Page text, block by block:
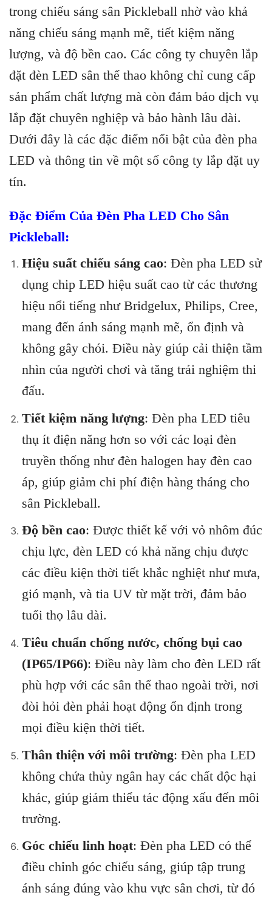
trong chiếu sáng sân Pickleball nhờ vào khả
năng chiếu sáng mạnh mẽ, tiết kiệm năng
lượng, và độ bền cao. Các công ty chuyên lắp
đặt đèn LED sân thể thao không chỉ cung cấp
sản phẩm chất lượng mà còn đảm bảo dịch vụ
lắp đặt chuyên nghiệp và bảo hành lâu dài.
Dưới đây là các đặc điểm nổi bật của đèn pha
LED và thông tin về một số công ty lắp đặt uy
tín.
Đặc Điểm Của Đèn Pha LED Cho Sân
Pickleball:
Hiệu suất chiếu sáng cao: Đèn pha LED sử
dụng chip LED hiệu suất cao từ các thương
hiệu nổi tiếng như Bridgelux, Philips, Cree,
mang đến ánh sáng mạnh mẽ, ổn định và
không gây chói. Điều này giúp cải thiện tầm
nhìn của người chơi và tăng trải nghiệm thi
đấu.
Tiết kiệm năng lượng: Đèn pha LED tiêu
thụ ít điện năng hơn so với các loại đèn
truyền thống như đèn halogen hay đèn cao
áp, giúp giảm chi phí điện hàng tháng cho
sân Pickleball.
Độ bền cao: Được thiết kế với vỏ nhôm đúc
chịu lực, đèn LED có khả năng chịu được
các điều kiện thời tiết khắc nghiệt như mưa,
gió mạnh, và tia UV từ mặt trời, đảm bảo
tuổi thọ lâu dài.
Tiêu chuẩn chống nước, chống bụi cao
(IP65/IP66): Điều này làm cho đèn LED rất
phù hợp với các sân thể thao ngoài trời, nơi
đòi hỏi đèn phải hoạt động ổn định trong
mọi điều kiện thời tiết.
Thân thiện với môi trường: Đèn pha LED
không chứa thủy ngân hay các chất độc hại
khác, giúp giảm thiểu tác động xấu đến môi
trường.
Góc chiếu linh hoạt: Đèn pha LED có thể
điều chỉnh góc chiếu sáng, giúp tập trung
ánh sáng đúng vào khu vực sân chơi, từ đó